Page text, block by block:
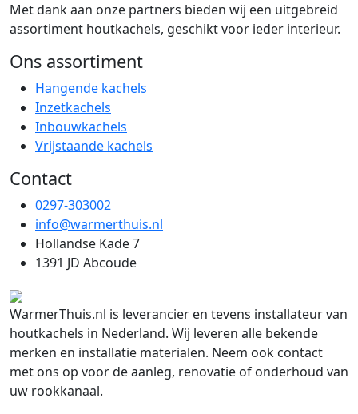
Met dank aan onze partners bieden wij een uitgebreid
assortiment houtkachels, geschikt voor ieder interieur.
Ons assortiment
Hangende kachels
Inzetkachels
Inbouwkachels
Vrijstaande kachels
Contact
0297-303002
info@warmerthuis.nl
Hollandse Kade 7
1391 JD Abcoude
WarmerThuis.nl is leverancier en tevens installateur van
houtkachels in Nederland. Wij leveren alle bekende
merken en installatie materialen. Neem ook contact
met ons op voor de aanleg, renovatie of onderhoud van
uw rookkanaal.